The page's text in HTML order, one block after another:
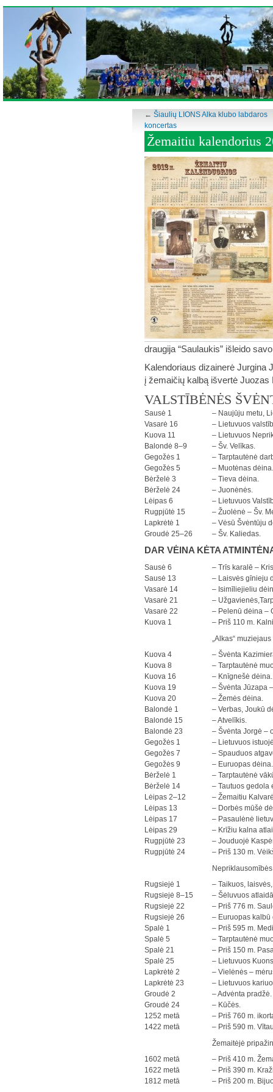
← Šiaulių LIONS Alka klubo labdaros
koncertas
Žemaitiu kalendorius
draugija “Saulaukis” išleido
Kalendoriaus dizainerė Jurgina
į žemaičių kalbą išvertė Juozas
VALSTĪBĖNĖS
Sausė 1
– Naujūju metu,
Vasarė 16
– Lietuvuos
Kuova 11
– Lietuvuos
Balondė 8–9
– Šv. Velīkas.
Gegožės 1
– Tarptautėnė
Gegožės 5
– Muotėnas dėina.
Bėrželė 3
– Tieva dėina.
Bėrželė 24
– Juonėnės.
Lėipas 6
– Lietuvuos
Rugpjūtė 15
– Žuolėnė – Šv.
Lapkrėtė 1
– Vėsū Švėntūju
Groudė 25–26
– Šv. Kaliedas.
DAR VĖINA KĖTA
Sausė 6
– Trīs karalē –
Sausė 13
– Laisvės gīnieju
Vasarė 14
– Isimīliejieliu
Vasarė 21
–
Vasarė 22
– Pelenū dėina –
Kuova 1
– Priš 110 m.
„Alkas“
Kuova 4
– Švėnta
Kuova 8
– Tarptautėnė
Kuova 16
– Knīgnešė dėina.
Kuova 19
– Švėnta Jūzapa
Kuova 20
– Žemės dėina.
Balondė 1
– Verbas, Joukū
Balondė 15
– Atvelīkis.
Balondė 23
– Švėnta Jorgė –
Gegožės 1
– Lietuvuos
Gegožės 7
– Spauduos
Gegožės 9
– Euruopas dėina.
Bėrželė 1
– Tarptautėnė
Bėrželė 14
– Tautuos gedola
Lėipas 2–12
– Žemaitiu
Lėipas 13
– Dorbės mūšė
Lėipas 17
– Pasaulėnė
Lėipas 29
– Krīžiu kalna
Rugpjūtė 23
– Jouduojė
Rugpjūtė 24
– Priš 130 m.
Rugsiejė 1
– Taikuos,
Rugsiejė 8–15
– Šėluvuos
Rugsiejė 22
– Priš 776 m.
Rugsiejė 26
– Euruopas kalbū
Spalė 1
– Priš 595 m.
Spalė 5
– Tarptautėnė
Spalė 21
– Priš 150 m.
Spalė 25
– Lietuvuos
Lapkrėtė 2
– Vielėnės –
Lapkrėtė 23
– Lietuvuos
Groudė 2
– Advėnta pradžė.
Groudė 24
– Kūčės.
1252 metā
– Priš 760 m.
1422 metā
– Priš 590 m.
Žemaitėjė
1602 metā
– Priš 410 m.
1622 metā
– Priš 390 m.
1812 metā
– Priš 200 m.